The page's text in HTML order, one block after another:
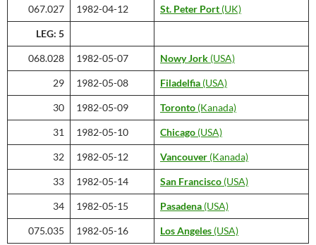
067.027 1982-04-12 St. Peter Port (UK)
LEG: 5
068.028 1982-05-07 Nowy Jork (USA)
29 1982-05-08 Filadelfia (USA)
30 1982-05-09 Toronto (Kanada)
31 1982-05-10 Chicago (USA)
32 1982-05-12 Vancouver (Kanada)
33 1982-05-14 San Francisco (USA)
34 1982-05-15 Pasadena (USA)
075.035 1982-05-16 Los Angeles (USA)